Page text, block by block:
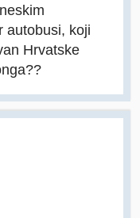
autobusi, koji
Hrvatske